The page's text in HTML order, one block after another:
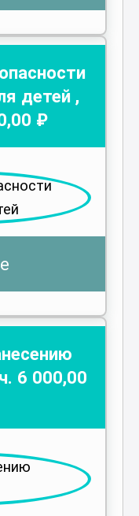
детей ,
,00 ₽
6 000,00